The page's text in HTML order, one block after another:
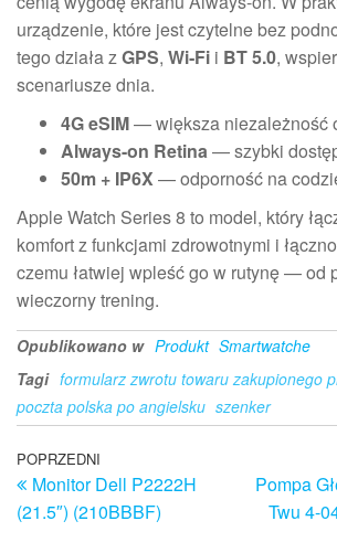
urządzenie, które jest czytelne bez
tego działa zGPS, Wi‑Fi i BT 5.0,
scenariusze dnia.
4G eSIM— większa niezależność
Always-on Retina— szybki
50m + IP6X— odporność na
Apple Watch Series 8 to model, który
komfort z funkcjami zdrowotnymi i
czemu łatwiej wpleść go w rutynę — od
wieczorny trening.
Opublikowano w Produkt Smartwatche
Tagi formularz zwrotu towaru zakupionego
poczta polska po angielsku szenker
Nawigacja
wpisu
Poprzedni
wpis
POPRZEDNI
Monitor Dell P2222H
(21.5″) (210BBBF)
Pompa
Twu 4-